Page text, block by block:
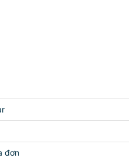
đơn